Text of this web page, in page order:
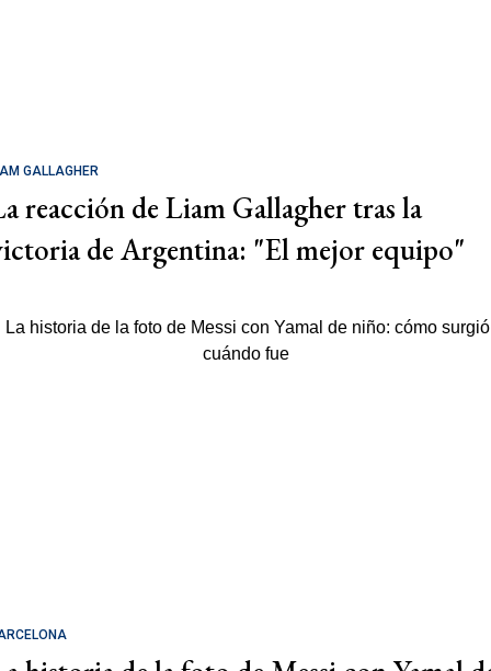
GALLAGHER
reacción de Liam Gallagher tras la
de Argentina: "El mejor equipo"